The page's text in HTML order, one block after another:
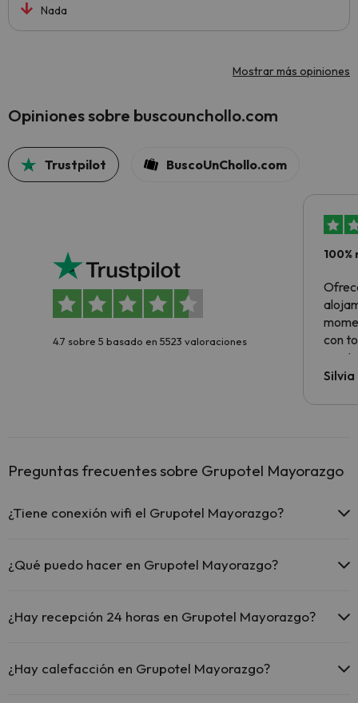
Nada
Mostrar más opiniones
Opiniones sobre buscounchollo.com
Trustpilot BuscoUnChollo.com
4.7 sobre 5 basado en 5523 valoraciones
con
Preguntas frecuentes sobre Grupotel Mayorazgo
¿Tiene conexión wifi el Grupotel Mayorazgo?
hotel.
El Grupotel Mayorazgo dispone de Wi-Fi.
¿Qué puedo hacer en Grupotel Mayorazgo?
(algunas pueden ser de pago).
¿Hay recepción 24 horas en Grupotel Mayorazgo?
¿Hay calefacción en Grupotel Mayorazgo?